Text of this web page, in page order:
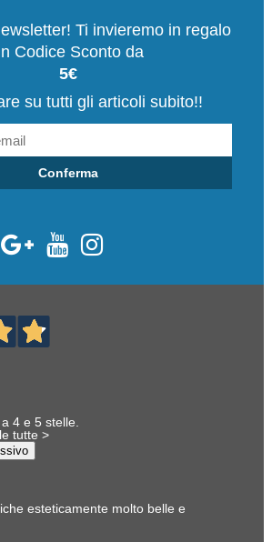
Ti invieremo in regalo
Codice Sconto da
5€
su tutti gli articoli subito!!
Conferma
4 e 5 stelle.
tutte >
esteticamente molto belle e